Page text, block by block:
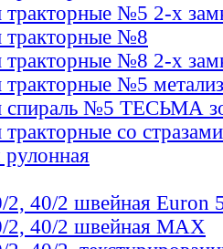
№5 2-х
№8
№8 2-х
№5
№5 ТЕСЬМА
со стразами
2, 40/2 швейная Euron
2, 40/2 швейная МАХ